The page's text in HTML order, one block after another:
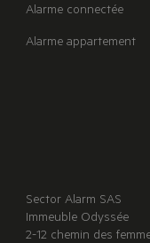
Alarme connectée
Alarme appartement
Sector Alarm SAS
Immeuble Odyssée
2-12 chemin des